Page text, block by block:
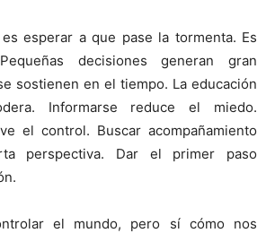
esperar a que pase la tormenta. Es
decisiones generan gran
sostienen en el tiempo. La educación
Informarse reduce el miedo.
el control. Buscar acompañamiento
perspectiva. Dar el primer paso
el mundo, pero sí cómo nos